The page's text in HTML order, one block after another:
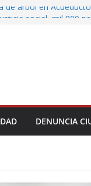
de árbol en Acueducto
y falta de pago
DENUNCIA